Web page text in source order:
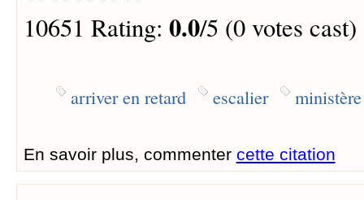
10651 Rating: 0.0/5 (0 votes cast)
arriver en retard escalier ministère
En savoir plus, commenter cette citation